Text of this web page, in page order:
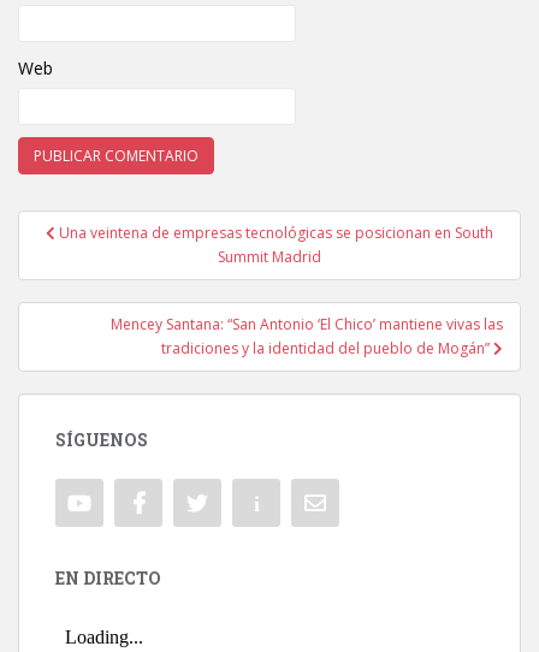
Web
Navegación de entradas
Una veintena de empresas tecnológicas se posicionan en South
Summit Madrid
Mencey Santana: “San Antonio ‘El Chico’ mantiene vivas las
tradiciones y la identidad del pueblo de Mogán”
SÍGUENOS
EN DIRECTO